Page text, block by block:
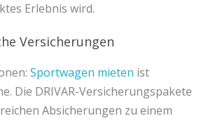
Erlebnis wird.
Versicherungen
Sportwagen mieten ist
Die DRIVAR-Versicherungspakete
Absicherungen zu einem